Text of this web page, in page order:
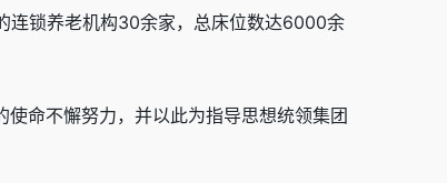
连锁养老机构30余家，总床位数达6000余
使命不懈努力，并以此为指导思想统领集团